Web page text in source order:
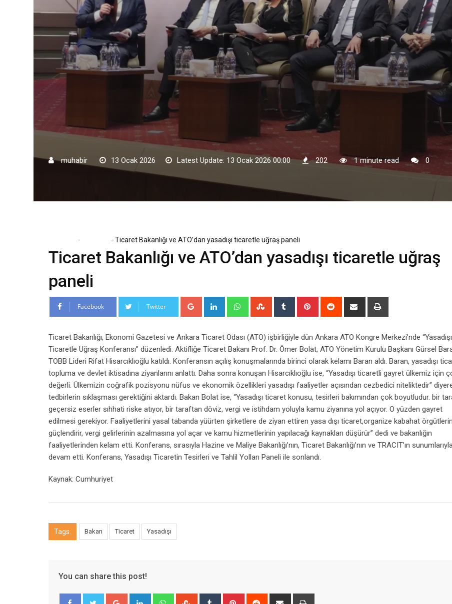
muhabir 13 Ocak 2026 Latest Update: 13 Ocak 2026 00:00 202 1 minute read 0
- -Ticaret Bakanlığı ve ATO’dan yasadışı ticaretle uğraş paneli
Ticaret Bakanlığı ve ATO’dan yasadışı ticaretle uğraş
paneli
Facebook Twitter Google+ LinkedIn WhatsappStumbleUpon
Tumblr Pinterest Reddit
Share
Ticaret Bakanlığı, Ekonomi Gazetesi ve Ankara Ticaret Odası (ATO) işbirliğiyle dün Ankara ATO Kongre Merkezi’nde “Yasadışı
Ticaretle Uğraş Konferansı” düzenledi. Aktifliğe Ticaret Bakanı Prof. Dr. Ömer Bolat, ATO Yönetim Kurulu Başkanı Gürsel
TOBB Lideri Rifat Hisarcıklıoğlu katıldı. Konferansın açılış konuşmalarında birinci olarak kelamı Baran aldı. Baran, yasadışı
topluma ve devlet iktisadına ziyanlarını anlattı. Daha sonra konuşan Hisarcıklıoğlu ise, “Yasadışı ticaretli gayret ülkemiz için
değerli. Ülkemizin coğrafik pozisyonu nüfus ve ekonomik özellikleri yasadışı faaliyetler açısından cezbedici niteliktedir”
tedbirlerin sıklaşması gerektiğini aktardı. Bakan Bolat ise, “Yasadışı ticaret konusu, tesirleri bakımından çok boyutludur. bir
geçersiz eserler sıhhati riske atıyor, bir taraftan döviz, vergi ve istihdam yoluyla kamu ziyanına yol açıyor. O yüzden gayret
edilmesi gerekiyor. Faaliyetlerini yasal tabanda yüürten şirketlere de ziyan ettiren yasa dışı ticaret,organize kabahat
güçlendirir, vergi gelirlerinin azalmasına yol açar ve kamu hizmetlerinin yapılacağı kaynakları düşürür” dedi ve bakanlığın
faaliyetlerinden kelam etti. Konferans, sırasıyla Hazine ve Maliye Bakanlığı’nın, Ticaret Bakanlığı’nın ve TRACIT’ın
devam etti. Konferans, Yasadışı Ticaretin Tesirleri ve Tahlil Yolları Paneli ile sonlandı.
Kaynak: Cumhuriyet
Tags: Bakan Ticaret Yasadışı
You can share this post!
Google+ LinkedIn WhatsappStumbleUpon
Tumblr Pinterest Reddit
Share